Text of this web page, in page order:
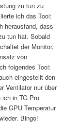
zu tun zu
ich das Tool:
herausfand, dass
tun hat. Sobald
der Monitor,
von
folgendes Tool:
eingestellt den
Ventilator nur über
ich in TG Pro
GPU Temperatur
Bingo!